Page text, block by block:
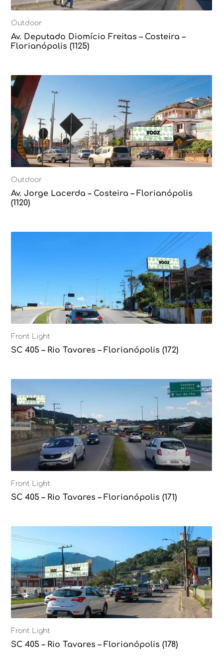
Outdoor
Av. Deputado Diomício Freitas – Costeira –
Florianópolis (1125)
Outdoor
Av. Jorge Lacerda – Costeira – Florianópolis
(1120)
Front Light
SC 405 – Rio Tavares – Florianópolis (172)
Front Light
SC 405 – Rio Tavares – Florianópolis (171)
Front Light
SC 405 – Rio Tavares – Florianópolis (178)